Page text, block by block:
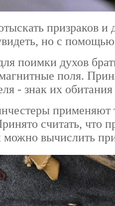
призраков
но с
поимки духов
поля.
- знак их
применяют
считать, что
можно вычислить